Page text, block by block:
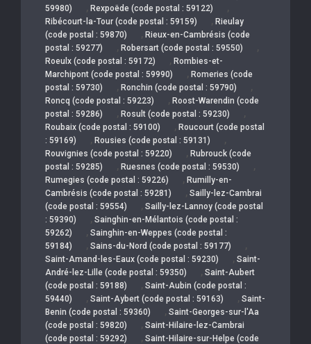
59980)
, Rexpoëde (code postal : 59122) ,
Ribécourt-la-Tour (code postal : 59159) , Rieulay
(code postal : 59870)
, Rieux-en-Cambrésis (code
postal : 59277)
, Robersart (code postal : 59550) ,
Roeulx (code postal : 59172) , Rombies-et-
Marchipont (code postal : 59990)
, Romeries (code
postal : 59730)
, Ronchin (code postal : 59790) ,
Roncq (code postal : 59223) , Roost-Warendin (code
postal : 59286)
, Rosult (code postal : 59230) ,
Roubaix (code postal : 59100) , Roucourt (code postal
: 59169)
, Rousies (code postal : 59131) ,
Rouvignies (code postal : 59220) , Rubrouck (code
postal : 59285)
, Ruesnes (code postal : 59530) ,
Rumegies (code postal : 59226) , Rumilly-en-
Cambrésis (code postal : 59281)
, Sailly-lez-Cambrai
(code postal : 59554)
, Sailly-lez-Lannoy (code postal
: 59390)
, Sainghin-en-Mélantois (code postal :
59262)
, Sainghin-en-Weppes (code postal :
59184)
, Sains-du-Nord (code postal : 59177) ,
Saint-Amand-les-Eaux (code postal : 59230) , Saint-
André-lez-Lille (code postal : 59350)
, Saint-Aubert
(code postal : 59188)
, Saint-Aubin (code postal :
59440)
, Saint-Aybert (code postal : 59163) , Saint-
Benin (code postal : 59360)
, Saint-Georges-sur-l'Aa
(code postal : 59820)
, Saint-Hilaire-lez-Cambrai
(code postal : 59292)
, Saint-Hilaire-sur-Helpe (code